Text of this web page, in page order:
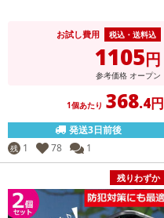
お試し費用 税込・送料込
1105円
参考価格 オープン
1個あたり 368.4円
発送3日前後
残 1 78 1
残りわずか